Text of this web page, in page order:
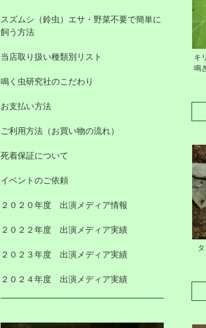
キ
鳴
スズムシ（鈴虫）エサ・野菜不要で簡単に
飼う方法
当店取り扱い種類別リスト
鳴く虫研究社のこだわり
お支払い方法
ご利用方法（お買い物の流れ）
死着保証について
イベントのご依頼
２０２０年度 出演メディア情報
２０２２年度 出演メディア実績
２０２３年度 出演メディア実績
２０２４年度 出演メディア実績